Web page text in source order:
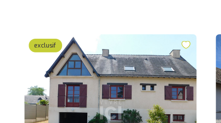
exclusif